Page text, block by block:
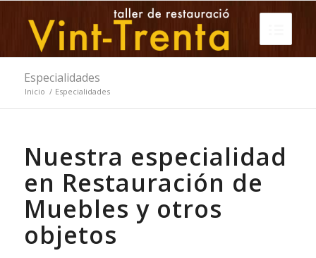
Especialidades
Inicio / Especialidades
Nuestra especialidad
en Restauración de
Muebles y otros
objetos